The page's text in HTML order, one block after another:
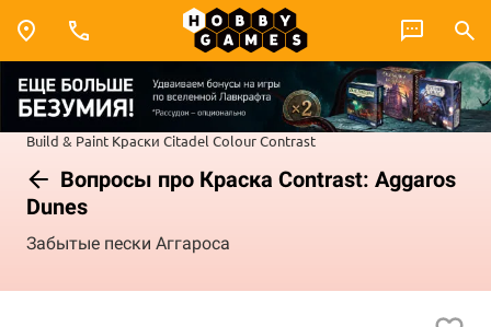
Build & Paint Краски Citadel ColourContrast
Вопросы про Краска Contrast: Aggaros
Dunes
Забытые пески Аггароса